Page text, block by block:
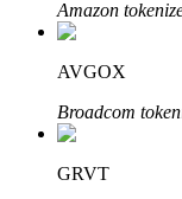
Naucz się
Dowiedz się,
Amazon
AVGOX
Broadcom
GRVT